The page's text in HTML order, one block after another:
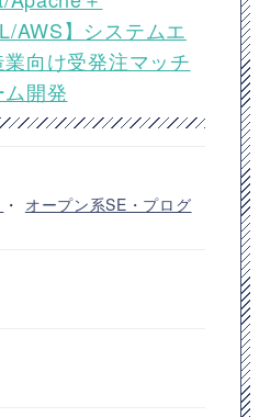
AWS】システムエ
向け受発注マッチ
開発
・ オープン系SE・プログ